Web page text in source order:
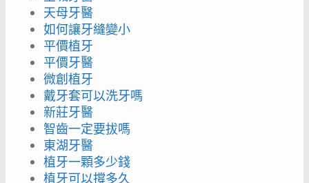
天母牙醫
如何讓牙縫變小
平價植牙
平價牙醫
微創植牙
戴牙套可以洗牙嗎
新莊牙醫
智齒一定要拔嗎
東湖牙醫
植牙一顆多少錢
植牙可以撐多久